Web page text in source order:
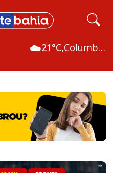
☁️21°C, Columbus